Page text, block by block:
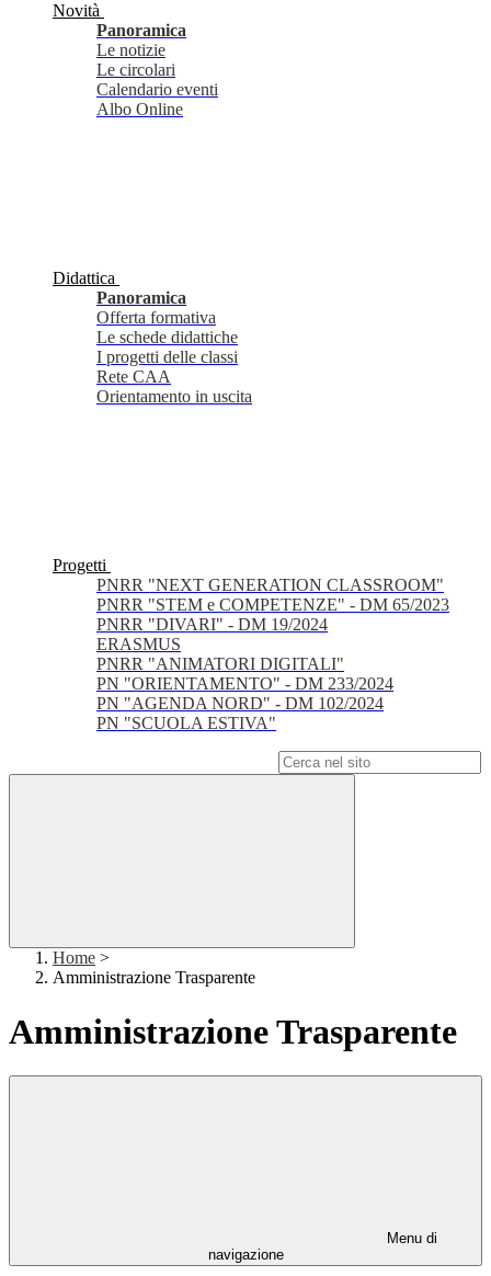
Novità
Panoramica
Le notizie
Le circolari
Calendario eventi
Albo Online
Didattica
Panoramica
Offerta formativa
Le schede didattiche
I progetti delle classi
Rete CAA
Orientamento in uscita
Progetti
PNRR "NEXT GENERATION CLASSROOM"
PNRR "STEM e COMPETENZE" - DM 65/2023
PNRR "DIVARI" - DM 19/2024
ERASMUS
PNRR "ANIMATORI DIGITALI"
PN "ORIENTAMENTO" - DM 233/2024
PN "AGENDA NORD" - DM 102/2024
PN "SCUOLA ESTIVA"
Home >
Amministrazione Trasparente
Amministrazione Trasparente
Menu di
navigazione